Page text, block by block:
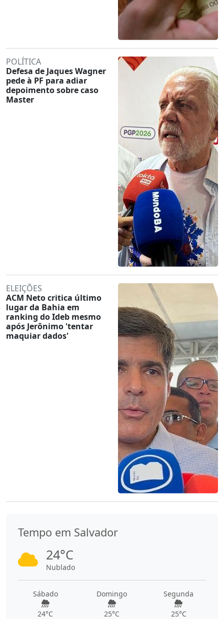
POLÍTICA
Defesa de Jaques Wagner
pede à PF para adiar
depoimento sobre caso
Master
ELEIÇÕES
ACM Neto critica último
lugar da Bahia em
ranking do Ideb mesmo
após Jerônimo 'tentar
maquiar dados'
Tempo em Salvador
24°C
Nublado
Sábado
24°C
Domingo
25°C
Segunda
25°C